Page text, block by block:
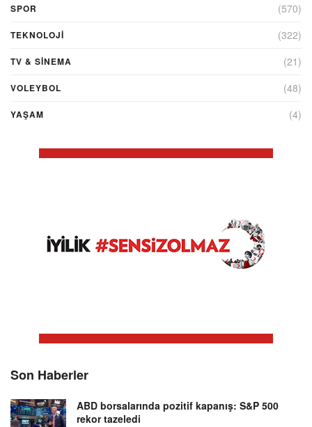
SPOR (570)
TEKNOLOJİ (322)
TV & SINEMA (21)
VOLEYBOL (48)
YAŞAM (4)
Son Haberler
ABD borsalarında pozitif kapanış: S&P 500
rekor tazeledi